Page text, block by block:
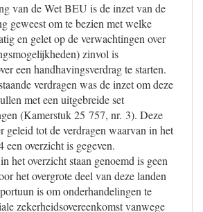
van de Wet BEU is de inzet van de
geweest om te bezien met welke
en gelet op de verwachtingen over
zinvol is
een handhavingsverdrag te starten.
verdragen was de inzet om deze
met een uitgebreide set
(Kamerstuk 25 757, nr. 3). Deze
geleid tot de verdragen waarvan in het
een overzicht is gegeven.
het overzicht staan genoemd is geen
het overgrote deel van deze landen
is om onderhandelingen te
zekerheidsovereenkomst vanwege